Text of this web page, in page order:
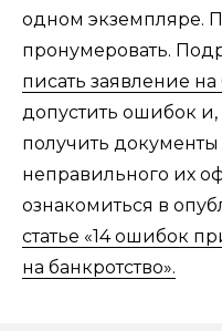
одном экземпляре.
пронумеровать.
писать заявление на
допустить ошибок и,
получить
неправильного их
ознакомиться в
статье «14 ошибок
на банкротство».